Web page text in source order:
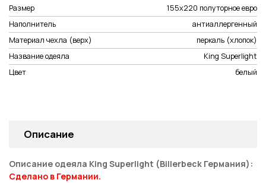
Размер
155х220 полуторное евро
Наполнитель
антиаллергенный
Материал чехла (верх)
перкаль (хлопок)
Название одеяла
King Superlight
Цвет
белый
Описание
Описание одеяла King Superlight (Billerbeck Германия) :
Сделано в Германии.